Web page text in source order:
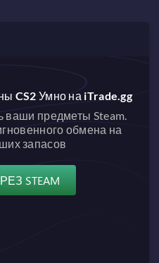
CS2 Умно на iTrade.gg
ваши предметы Steam.
обмена на
запасов
STEAM